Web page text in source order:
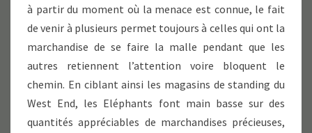
à partir du moment où la menace est connue, le fait
de venir à plusieurs permet toujours à celles qui ont la
marchandise de se faire la malle pendant que les
autres retiennent l’attention voire bloquent le
chemin. En ciblant ainsi les magasins de standing du
West End, les Eléphants font main basse sur des
quantités appréciables de marchandises précieuses,